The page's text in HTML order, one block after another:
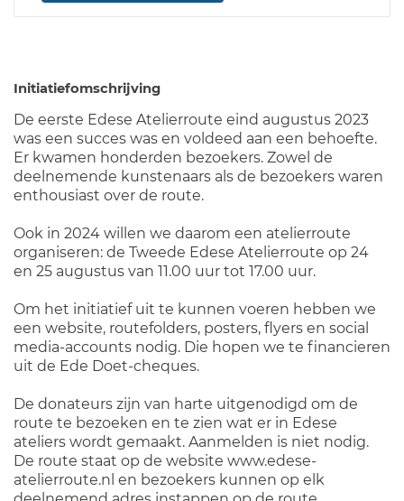
Initiatiefomschrijving
De eerste Edese Atelierroute eind augustus 2023
was een succes was en voldeed aan een behoefte.
Er kwamen honderden bezoekers. Zowel de
deelnemende kunstenaars als de bezoekers waren
enthousiast over de route.
Ook in 2024 willen we daarom een atelierroute
organiseren: de Tweede Edese Atelierroute op 24
en 25 augustus van 11.00 uur tot 17.00 uur.
Om het initiatief uit te kunnen voeren hebben we
een website, routefolders, posters, flyers en social
media-accounts nodig. Die hopen we te financieren
uit de Ede Doet-cheques.
De donateurs zijn van harte uitgenodigd om de
route te bezoeken en te zien wat er in Edese
ateliers wordt gemaakt. Aanmelden is niet nodig.
De route staat op de website www.edese-
atelierroute.nl en bezoekers kunnen op elk